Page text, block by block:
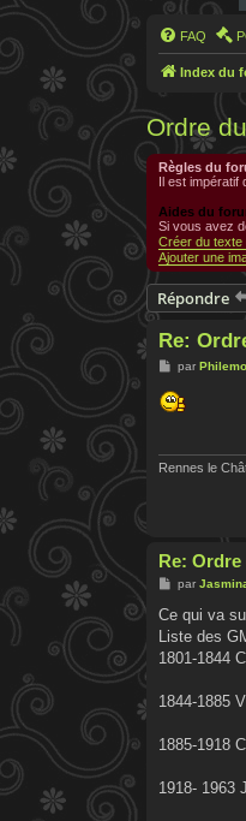
FAQ
Index du
Ordre
Règles du
Il est impératif
Aides du
Si vous avez
Créer du texte
Ajouter une
Répondre
Re:
M
s
s
par
Rennes le
Re: Ordre
M
s
a
g
par
Ce qui va
Liste des
1801-1844
1844-1885
1885-1918
1918- 1963